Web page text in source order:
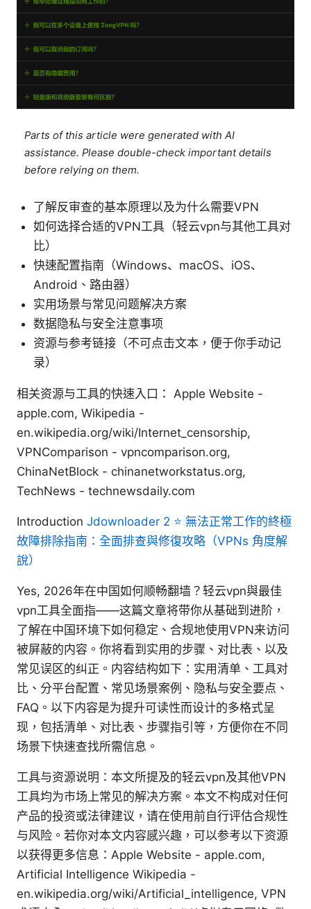
Parts of this article were generated with AI
assistance. Please double-check important details
before relying on them.
了解反审查的基本原理以及为什么需要VPN
如何选择合适的VPN工具（轻云vpn与其他工具对
比）
快速配置指南（Windows、macOS、iOS、
Android、路由器）
实用场景与常见问题解决方案
数据隐私与安全注意事项
资源与参考链接（不可点击文本，便于你手动记
录）
相关资源与工具的快速入口： Apple Website -
apple.com, Wikipedia -
en.wikipedia.org/wiki/Internet_censorship,
VPNComparison - vpncomparison.org,
ChinaNetBlock - chinanetworkstatus.org,
TechNews - technewsdaily.com
Introduction Jdownloader 2 ⭐ 無法正常工作的終極
故障排除指南：全面排查與修復攻略（VPNs 角度解
說）
Yes, 2026年在中国如何顺畅翻墙？轻云vpn與最佳
vpn工具全面指——这篇文章将带你从基础到进阶，
了解在中国环境下如何稳定、合规地使用VPN来访问
被屏蔽的内容。你将看到实用的步骤、对比表、以及
常见误区的纠正。内容结构如下：实用清单、工具对
比、分平台配置、常见场景案例、隐私与安全要点、
FAQ。以下内容是为提升可读性而设计的多格式呈
现，包括清单、对比表、步骤指引等，方便你在不同
场景下快速查找所需信息。
工具与资源说明：本文所提及的轻云vpn及其他VPN
工具均为市场上常见的解决方案。本文不构成对任何
产品的投资或法律建议，请在使用前自行评估合规性
与风险。若你对本文内容感兴趣，可以参考以下资源
以获得更多信息：Apple Website - apple.com,
Artificial Intelligence Wikipedia -
en.wikipedia.org/wiki/Artificial_intelligence, VPN